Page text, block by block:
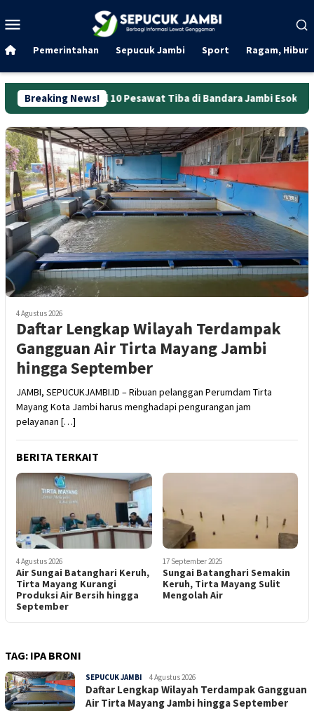
ke
Mobile
Pemerintahan Sepucuk Jambi Sport Ragam,
Breaking News!
10 Pesawat Tiba di Bandara Jambi Esok Hari
4 Agustus 2026
Daftar Lengkap Wilayah Terdampak
Gangguan Air Tirta Mayang Jambi
hingga September
JAMBI, SEPUCUKJAMBI.ID – Ribuan pelanggan Perumdam Tirta
Mayang Kota Jambi harus menghadapi pengurangan jam
pelayanan […]
BERITA TERKAIT
4 Agustus 2026
Air Sungai Batanghari Keruh,
Tirta Mayang Kurangi
Produksi Air Bersih hingga
September
17 September 2025
Sungai Batanghari Semakin
Keruh, Tirta Mayang Sulit
Mengolah Air
TAG: IPA BRONI
SEPUCUK JAMBI Sepucuk
Jambi
4 Agustus 2026
Daftar Lengkap Wilayah Terdampak Gangguan
Air Tirta Mayang Jambi hingga September